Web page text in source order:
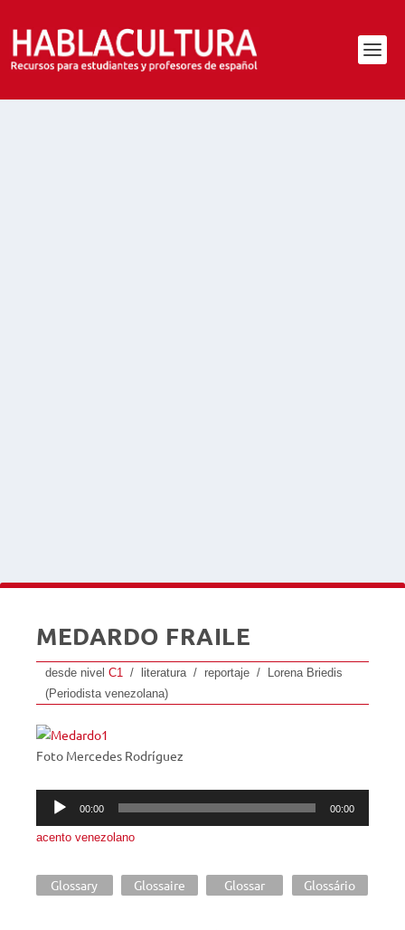
MEDARDO FRAILE
desde nivel C1 / literatura / reportaje / Lorena Briedis
(Periodista venezolana)
Foto Mercedes Rodríguez
Reproductor
audio
00:00 00:00
acento venezolano
Glossary Glossaire Glossar Glossário